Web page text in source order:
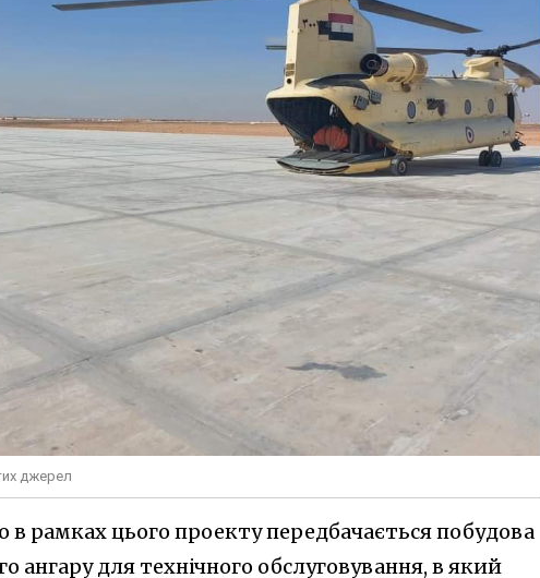
джерел
в рамках цього проекту передбачається побудова
ангару для технічного обслуговування, в який